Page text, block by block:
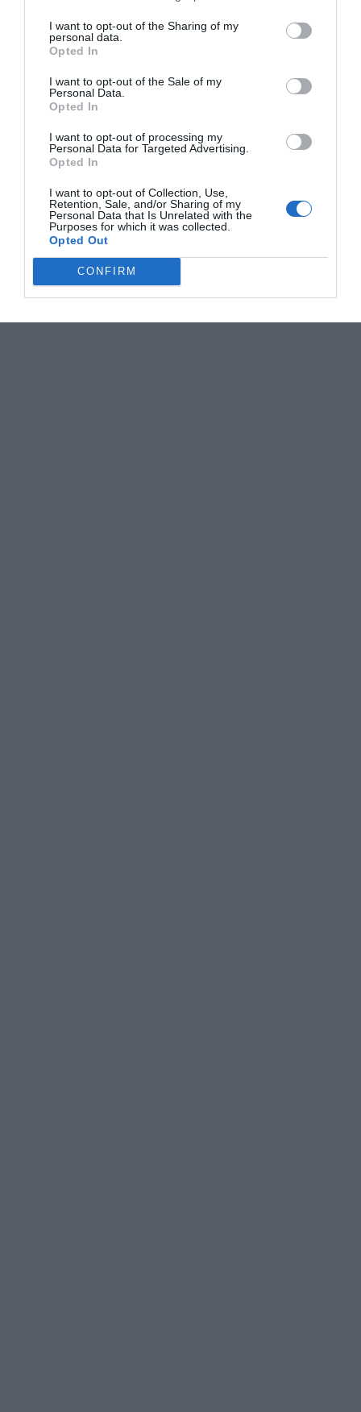
I want to opt-out of the Sharing of my
personal data.
Opted In
I want to opt-out of the Sale of my
Personal Data.
Opted In
I want to opt-out of processing my
Personal Data for Targeted Advertising.
Opted In
I want to opt-out of Collection, Use,
Retention, Sale, and/or Sharing of my
Personal Data that Is Unrelated with the
Purposes for which it was collected.
Opted Out
CONFIRM